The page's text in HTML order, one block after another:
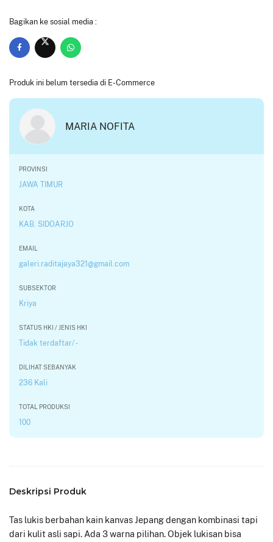
Bagikan ke sosial media :
Produk ini belum tersedia di E-Commerce
MARIA NOFITA
PROVINSI
JAWA TIMUR
KOTA
KAB. SIDOARJO
EMAIL
galeri.raditajaya321@gmail.com
SUBSEKTOR
Kriya
STATUS HKI / JENIS HKI
Tidak terdaftar/ -
DILIHAT SEBANYAK
236 Kali
TOTAL PRODUKSI
100
Deskripsi Produk
Tas lukis berbahan kain kanvas Jepang dengan kombinasi tapi
dari kulit asli sapi. Ada 3 warna pilihan. Objek lukisan bisa